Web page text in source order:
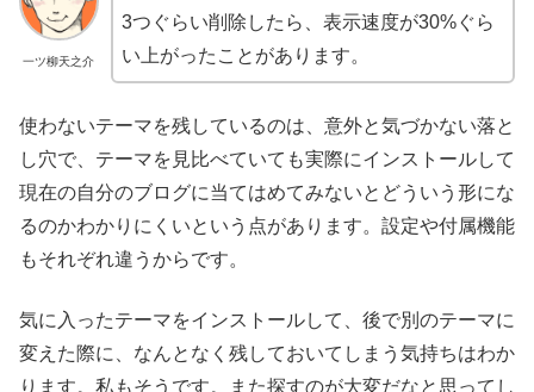
一ツ柳天之介
3つぐらい削除したら、表示速度が30%ぐら
い上がったことがあります。
使わないテーマを残しているのは、意外と気づかない落と
し穴で、テーマを見比べていても実際にインストールして
現在の自分のブログに当てはめてみないとどういう形にな
るのかわかりにくいという点があります。設定や付属機能
もそれぞれ違うからです。
気に入ったテーマをインストールして、後で別のテーマに
変えた際に、なんとなく残しておいてしまう気持ちはわか
ります。私もそうです。また探すのが大変だなと思ってし